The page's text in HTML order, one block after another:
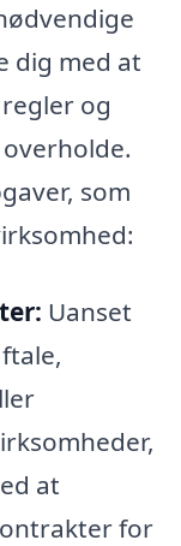
dig med at
og
som
Uanset
at
for